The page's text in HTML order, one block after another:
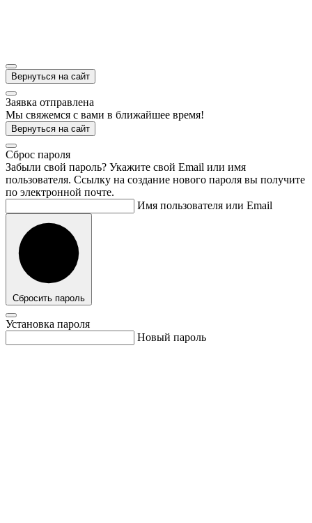
Вернуться на сайт
Заявка отправлена
Мы свяжемся с вами в ближайшее время!
Вернуться на сайт
Cброс пароля
Забыли свой пароль? Укажите свой Email или имя
пользователя. Ссылку на создание нового пароля вы получите
по электронной почте.
Имя пользователя или Email
Сбросить пароль
Установка пароля
Новый пароль